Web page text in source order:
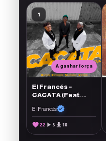
1
A ganhar força
El Francés –
CACATA (Feat.
Classic Nova)<img
src='https://
content/plugins/
ouro.png'
style='display:
El Francés
22 5 10